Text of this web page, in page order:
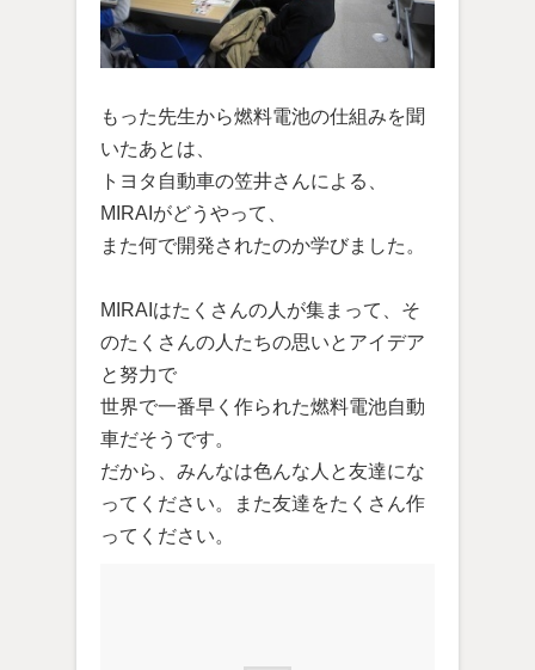
もった先生から燃料電池の仕組みを聞
いたあとは、
トヨタ自動車の笠井さんによる、
MIRAIがどうやって、
また何で開発されたのか学びました。
MIRAIはたくさんの人が集まって、そ
のたくさんの人たちの思いとアイデア
と努力で
世界で一番早く作られた燃料電池自動
車だそうです。
だから、みんなは色んな人と友達にな
ってください。また友達をたくさん作
ってください。